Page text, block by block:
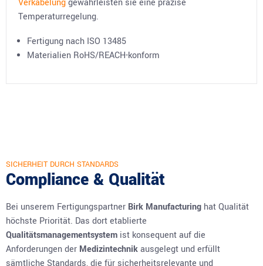
Verkabelunggewährleisten sie eine präzise
Temperaturregelung.
Fertigung nach ISO 13485
Materialien RoHS/REACH-konform
SICHERHEIT DURCH STANDARDS
Compliance & Qualität
Bei unserem Fertigungspartner Birk Manufacturing hat Qualität
höchste Priorität. Das dort etablierte
Qualitätsmanagementsystem ist konsequent auf die
Anforderungen der Medizintechnikausgelegt und erfüllt
sämtliche Standards, die für sicherheitsrelevante und